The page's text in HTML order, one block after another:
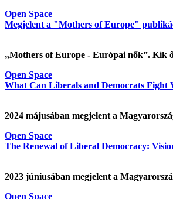
Open Space
Megjelent a "Mothers of Europe"
„Mothers of Europe - Európai nők”. Kik
Open Space
What Can Liberals and Democrats Fight
2024 májusában megjelent a
Open Space
The Renewal of Liberal Democracy:
2023 júniusában megjelent a
Open Space